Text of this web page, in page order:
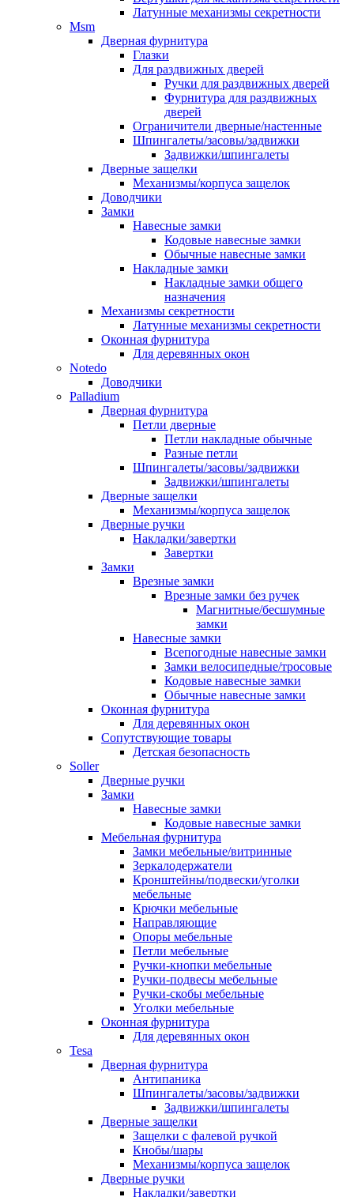
Латунные механизмы секретности
Msm
Дверная фурнитура
Глазки
Для раздвижных дверей
Ручки для раздвижных дверей
Фурнитура для раздвижных
дверей
Ограничители дверные/настенные
Шпингалеты/засовы/задвижки
Задвижки/шпингалеты
Дверные защелки
Механизмы/корпуса защелок
Доводчики
Замки
Навесные замки
Кодовые навесные замки
Обычные навесные замки
Накладные замки
Накладные замки общего
назначения
Механизмы секретности
Латунные механизмы секретности
Оконная фурнитура
Для деревянных окон
Notedo
Доводчики
Palladium
Дверная фурнитура
Петли дверные
Петли накладные обычные
Разные петли
Шпингалеты/засовы/задвижки
Задвижки/шпингалеты
Дверные защелки
Механизмы/корпуса защелок
Дверные ручки
Накладки/завертки
Завертки
Замки
Врезные замки
Врезные замки без ручек
Магнитные/бесшумные
замки
Навесные замки
Всепогодные навесные замки
Замки велосипедные/тросовые
Кодовые навесные замки
Обычные навесные замки
Оконная фурнитура
Для деревянных окон
Сопутствующие товары
Детская безопасность
Soller
Дверные ручки
Замки
Навесные замки
Кодовые навесные замки
Мебельная фурнитура
Замки мебельные/витринные
Зеркалодержатели
Кронштейны/подвески/уголки
мебельные
Крючки мебельные
Направляющие
Опоры мебельные
Петли мебельные
Ручки-кнопки мебельные
Ручки-подвесы мебельные
Ручки-скобы мебельные
Уголки мебельные
Оконная фурнитура
Для деревянных окон
Tesa
Дверная фурнитура
Антипаника
Шпингалеты/засовы/задвижки
Задвижки/шпингалеты
Дверные защелки
Защелки с фалевой ручкой
Кнобы/шары
Механизмы/корпуса защелок
Дверные ручки
Накладки/завертки